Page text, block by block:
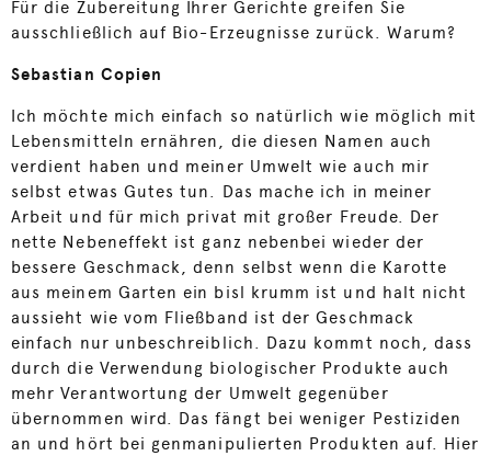
Für die Zubereitung Ihrer Gerichte greifen Sie
ausschließlich auf Bio-Erzeugnisse zurück. Warum?
Sebastian Copien
Ich möchte mich einfach so natürlich wie möglich mit
Lebensmitteln ernähren, die diesen Namen auch
verdient haben und meiner Umwelt wie auch mir
selbst etwas Gutes tun. Das mache ich in meiner
Arbeit und für mich privat mit großer Freude. Der
nette Nebeneffekt ist ganz nebenbei wieder der
bessere Geschmack, denn selbst wenn die Karotte
aus meinem Garten ein bisl krumm ist und halt nicht
aussieht wie vom Fließband ist der Geschmack
einfach nur unbeschreiblich. Dazu kommt noch, dass
durch die Verwendung biologischer Produkte auch
mehr Verantwortung der Umwelt gegenüber
übernommen wird. Das fängt bei weniger Pestiziden
an und hört bei genmanipulierten Produkten auf. Hier